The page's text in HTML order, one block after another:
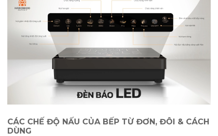
CÁC CHẾ ĐỘ NẤU CỦA BẾP TỪ ĐƠN, ĐÔI & CÁCH
DÙNG